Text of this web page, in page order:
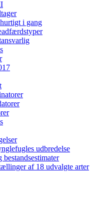
i gang
udbredelse
af 18 udvalgte arter